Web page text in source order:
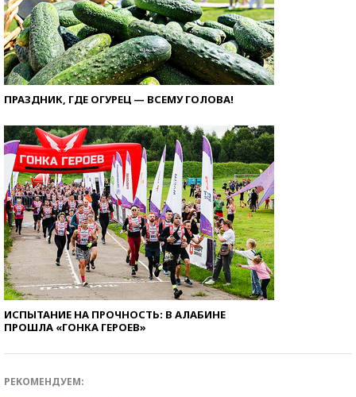
ПРАЗДНИК, ГДЕ ОГУРЕЦ — ВСЕМУ ГОЛОВА!
ИСПЫТАНИЕ НА ПРОЧНОСТЬ: В АЛАБИНЕ
ПРОШЛА «ГОНКА ГЕРОЕВ»
РЕКОМЕНДУЕМ: